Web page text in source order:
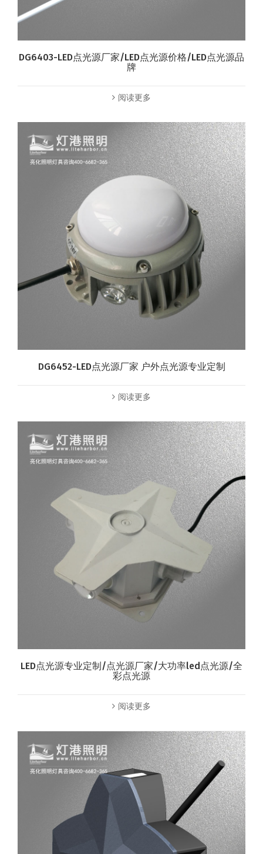
DG6403-LED点光源厂家/LED点光源价格/LED点光源品
牌
阅读更多
DG6452-LED点光源厂家 户外点光源专业定制
阅读更多
LED点光源专业定制/点光源厂家/大功率led点光源/全
彩点光源
阅读更多